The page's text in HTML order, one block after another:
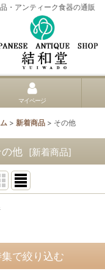
・アンティーク食器の通販
マイページ
> 新着商品 > その他
の他 [新着商品]
び順 :
で絞り込む